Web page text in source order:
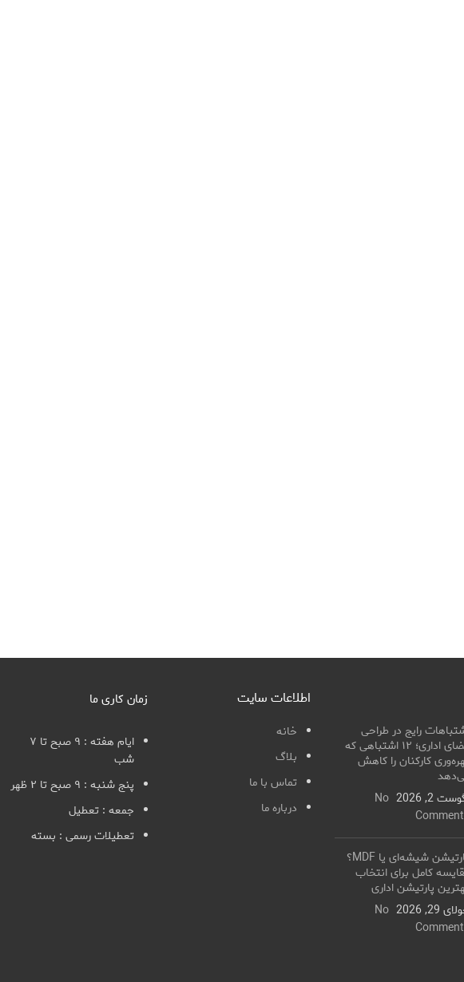
رایج در طراحی
فضای اداری؛ ۱۲ اشتباهی که
کارکنان را کاهش
2, 2026
No
پارتیشن شیشه‌ای یا MDF؟
کامل برای انتخاب
پارتیشن اداری
29, 2026
No
اطلاعات سایت
خانه
بلاگ
تماس با ما
درباره ما
زمان کاری ما
ایام هفته : ۹ صبح تا ۷
شب
پنج شنبه : ۹ صبح تا ۲ ظهر
جمعه : تعطیل
تعطیلات رسمی : بسته